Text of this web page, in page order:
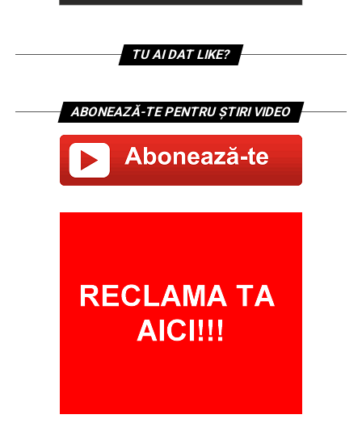
TU AI DAT LIKE?
ABONEAZĂ-TE PENTRU ȘTIRI VIDEO